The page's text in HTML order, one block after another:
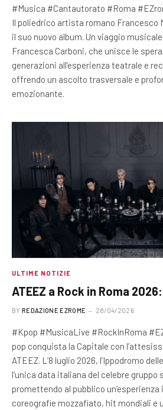
#Musica #Cantautorato #Roma
Il poliedrico artista romano Francesco
il suo nuovo album. Un viaggio
Francesca Carboni, che unisce le
generazioni all’esperienza teatrale e
offrendo un ascolto trasversale e
emozionante.
ULTIME NOTIZIE
ATEEZ a Rock in Roma
BY REDAZIONE EZROME 28/04/2026
#Kpop #MusicaLive #RockInRoma
pop conquista la Capitale con
ATEEZ. L’8 luglio 2026, l’Ippodromo
l’unica data italiana del celebre gruppo
promettendo al pubblico
coreografie mozzafiato, hit mondiali e